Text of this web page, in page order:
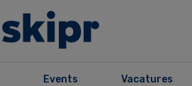
Events Vacatures